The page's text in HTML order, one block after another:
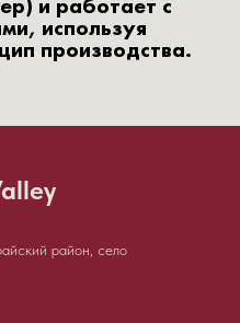
используя
производства.
район, село